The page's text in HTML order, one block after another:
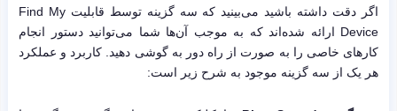
اگر دقت داشته باشید می‌بینید که سه گزینه توسط قابلیت Find My
Device ارائه شده‌اند که به موجب آن‌ها شما می‌توانید دستور انجام
کارهای خاصی را به صورت از راه دور به گوشی دهید. کاربرد و عملکرد
هر یک از سه گزینه موجود به شرح زیر است: